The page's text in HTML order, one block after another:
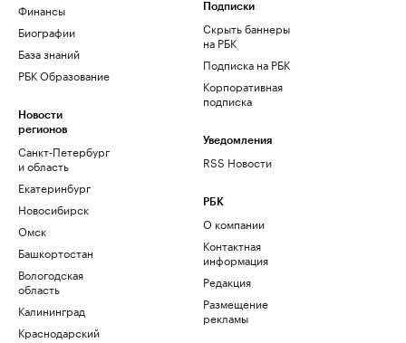
Финансы
Биографии
База знаний
РБК Образование
Новости
регионов
Санкт-Петербург
и область
Екатеринбург
Новосибирск
Омск
Башкортостан
Вологодская
область
Калининград
Краснодарский
Подписки
Скрыть баннеры
на РБК
Подписка на РБК
Корпоративная
подписка
Уведомления
RSS Новости
РБК
О компании
Контактная
информация
Редакция
Размещение
рекламы